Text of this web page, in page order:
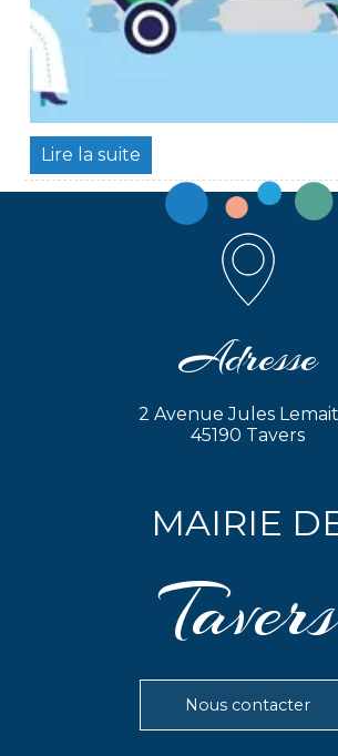
Adresse
2 Avenue Jules
45190 Tavers
MAIRIE
Tavers
Nous contacter